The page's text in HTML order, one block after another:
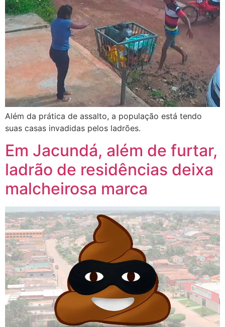
Além da prática de assalto, a população está tendo
suas casas invadidas pelos ladrões.
Em Jacundá, além de furtar,
ladrão de residências deixa
malcheirosa marca